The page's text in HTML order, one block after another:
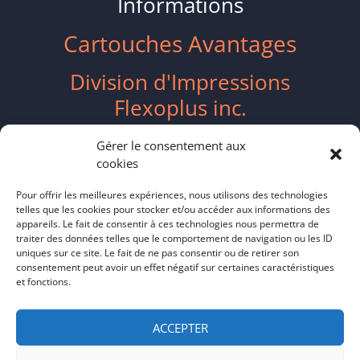
Gérer le consentement aux
cookies
Pour offrir les meilleures expériences, nous utilisons des technologies
telles que les cookies pour stocker et/ou accéder aux informations des
appareils. Le fait de consentir à ces technologies nous permettra de
traiter des données telles que le comportement de navigation ou les ID
uniques sur ce site. Le fait de ne pas consentir ou de retirer son
consentement peut avoir un effet négatif sur certaines caractéristiques
et fonctions.
ACCEPTER
Cartouches Avantages
Division d'Impressions
Flexoplus inc.
2417 Boulevard Industriel
ventes@flexoplus.ca
(514) 587-8055
Politique de cookies CA
confidentialité